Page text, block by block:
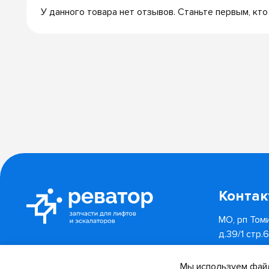
У данного товара нет отзывов. Станьте первым,
МО, рп
д.39/1
Мы используем